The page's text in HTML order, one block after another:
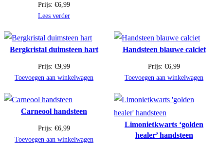
Prijs: €6,99
Lees verder
Bergkristal duimsteen hart
Prijs: €9,99
Toevoegen aan winkelwagen
Handsteen blauwe calciet
Prijs: €6,99
Toevoegen aan winkelwagen
Carneool handsteen
Prijs: €6,99
Toevoegen aan winkelwagen
Limonietkwarts ‘golden
healer’ handsteen